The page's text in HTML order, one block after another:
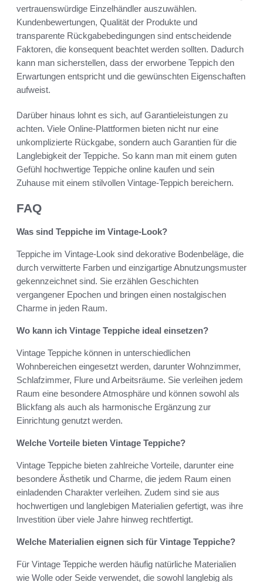
vertrauenswürdige Einzelhändler auszuwählen.
Kundenbewertungen, Qualität der Produkte und
transparente Rückgabebedingungen sind entscheidende
Faktoren, die konsequent beachtet werden sollten. Dadurch
kann man sicherstellen, dass der erworbene Teppich den
Erwartungen entspricht und die gewünschten Eigenschaften
aufweist.
Darüber hinaus lohnt es sich, auf Garantieleistungen zu
achten. Viele Online-Plattformen bieten nicht nur eine
unkomplizierte Rückgabe, sondern auch Garantien für die
Langlebigkeit der Teppiche. So kann man mit einem guten
Gefühl hochwertige Teppiche online kaufen und sein
Zuhause mit einem stilvollen Vintage-Teppich bereichern.
FAQ
Was sind Teppiche im Vintage-Look?
Teppiche im Vintage-Look sind dekorative Bodenbeläge, die
durch verwitterte Farben und einzigartige Abnutzungsmuster
gekennzeichnet sind. Sie erzählen Geschichten
vergangener Epochen und bringen einen nostalgischen
Charme in jeden Raum.
Wo kann ich Vintage Teppiche ideal einsetzen?
Vintage Teppiche können in unterschiedlichen
Wohnbereichen eingesetzt werden, darunter Wohnzimmer,
Schlafzimmer, Flure und Arbeitsräume. Sie verleihen jedem
Raum eine besondere Atmosphäre und können sowohl als
Blickfang als auch als harmonische Ergänzung zur
Einrichtung genutzt werden.
Welche Vorteile bieten Vintage Teppiche?
Vintage Teppiche bieten zahlreiche Vorteile, darunter eine
besondere Ästhetik und Charme, die jedem Raum einen
einladenden Charakter verleihen. Zudem sind sie aus
hochwertigen und langlebigen Materialien gefertigt, was ihre
Investition über viele Jahre hinweg rechtfertigt.
Welche Materialien eignen sich für Vintage Teppiche?
Für Vintage Teppiche werden häufig natürliche Materialien
wie Wolle oder Seide verwendet, die sowohl langlebig als